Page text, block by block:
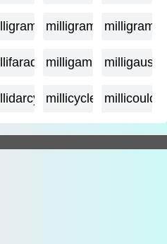
milligrame
milligammamilligauss
millicycle